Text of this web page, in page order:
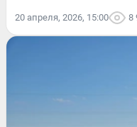
20 апреля, 2026, 15:00 8